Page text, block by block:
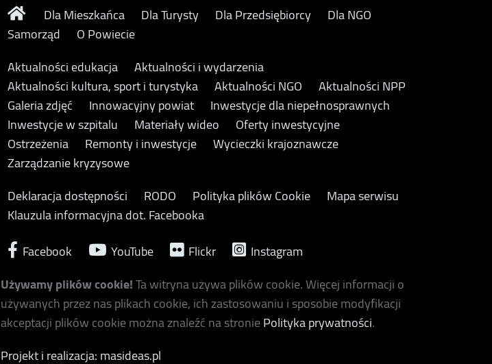
Dla Mieszkańca Dla Turysty Dla Przedsiębiorcy
Dla NGO
Samorząd
O Powiecie
Aktualności edukacja
Aktualności i wydarzenia
Aktualności kultura, sport i turystyka
Aktualności NGO
Aktualności NPP
Galeria zdjęć
Innowacyjny powiat
Inwestycje dla niepełnosprawnych
Inwestycje w szpitalu
Materiały wideo
Oferty inwestycyjne
Ostrzeżenia
Remonty i inwestycje
Wycieczki krajoznawcze
Zarządzanie kryzysowe
Deklaracja dostępności
RODO Polityka plików Cookie
Mapa serwisu
Klauzula informacyjna dot. Facebooka
Facebook
YouTube Flickr
Instagram
Używamy plików cookie!Ta witryna używa plików cookie. Więcej informacji o
używanych przez nas plikach cookie, ich zastosowaniu i sposobie modyfikacji
akceptacji plików cookie można znaleźć na stroniePolityka prywatności.
Projekt i realizacja: masideas.pl